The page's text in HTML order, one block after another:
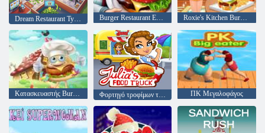
Burger Restaurant Express 2 Roxie's Kitchen Burgeria
Κατασκευαστής Burger Φορτηγό τροφίμων της Τζούλια ΠΚ Μεγαλοφάγος